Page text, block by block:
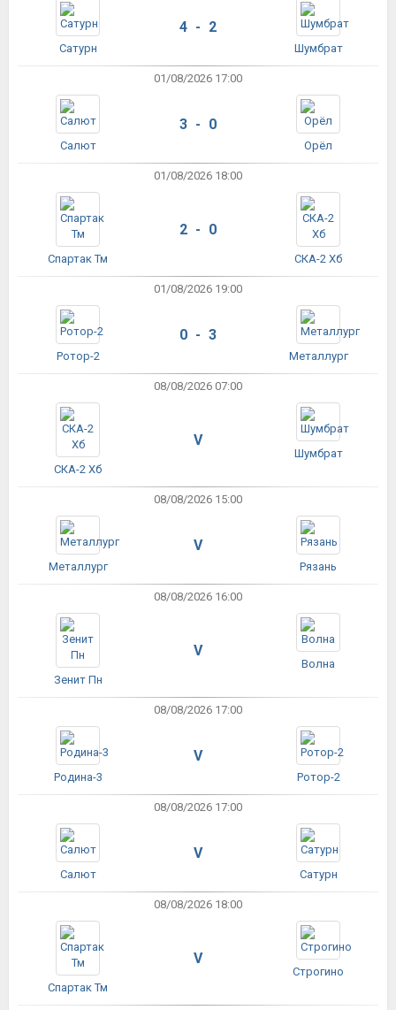
Сатурн
4 - 2
Шумбрат
01/08/2026 17:00
Салют
3 - 0
Орёл
01/08/2026 18:00
Спартак Тм
2 - 0
СКА-2 Хб
01/08/2026 19:00
Ротор-2
0 - 3
Металлург
08/08/2026 07:00
СКА-2 Хб
V
Шумбрат
08/08/2026 15:00
Металлург
V
Рязань
08/08/2026 16:00
Зенит Пн
V
Волна
08/08/2026 17:00
Родина-3
V
Ротор-2
08/08/2026 17:00
Салют
V
Сатурн
08/08/2026 18:00
Спартак Тм
V
Строгино